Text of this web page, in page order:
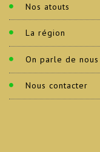
Nos atouts
La région
On parle de nous
Nous contacter